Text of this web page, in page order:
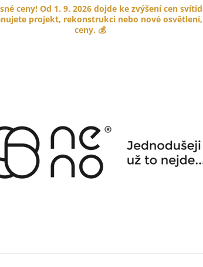
ceny! Od 1. 9. 2026 dojde ke zvýšení cen
projekt, rekonstrukci nebo nové
ceny. 💰
NAJÍT?
DOPORUČUJEME
HNĚDÁ